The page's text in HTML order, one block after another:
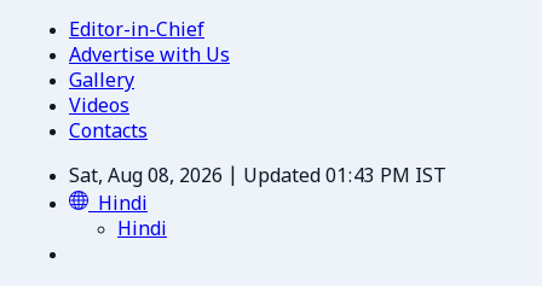
Editor-in-Chief
Advertise with Us
Gallery
Videos
Contacts
Sat, Aug 08, 2026 | Updated 01:43 PM IST
Hindi
Hindi